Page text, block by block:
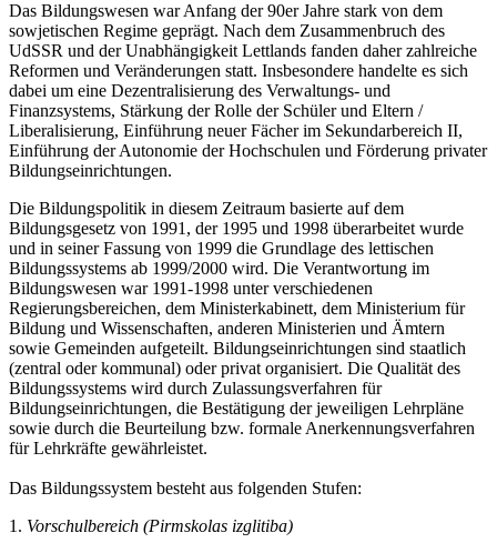
Das Bildungswesen war Anfang der 90er Jahre stark von dem
sowjetischen Regime geprägt. Nach dem Zusammenbruch des
UdSSR und der Unabhängigkeit Lettlands fanden daher zahlreiche
Reformen und Veränderungen statt. Insbesondere handelte es sich
dabei um eine Dezentralisierung des Verwaltungs- und
Finanzsystems, Stärkung der Rolle der Schüler und Eltern /
Liberalisierung, Einführung neuer Fächer im Sekundarbereich II,
Einführung der Autonomie der Hochschulen und Förderung privater
Bildungseinrichtungen.
Die Bildungspolitik in diesem Zeitraum basierte auf dem
Bildungsgesetz von 1991, der 1995 und 1998 überarbeitet wurde
und in seiner Fassung von 1999 die Grundlage des lettischen
Bildungssystems ab 1999/2000 wird. Die Verantwortung im
Bildungswesen war 1991-1998 unter verschiedenen
Regierungsbereichen, dem Ministerkabinett, dem Ministerium für
Bildung und Wissenschaften, anderen Ministerien und Ämtern
sowie Gemeinden aufgeteilt. Bildungseinrichtungen sind staatlich
(zentral oder kommunal) oder privat organisiert. Die Qualität des
Bildungssystems wird durch Zulassungsverfahren für
Bildungseinrichtungen, die Bestätigung der jeweiligen Lehrpläne
sowie durch die Beurteilung bzw. formale Anerkennungsverfahren
für Lehrkräfte gewährleistet.
Das Bildungssystem besteht aus folgenden Stufen:
1. Vorschulbereich (Pirmskolas izglitiba)